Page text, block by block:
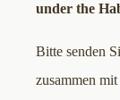
under the
Bitte senden
zusammen